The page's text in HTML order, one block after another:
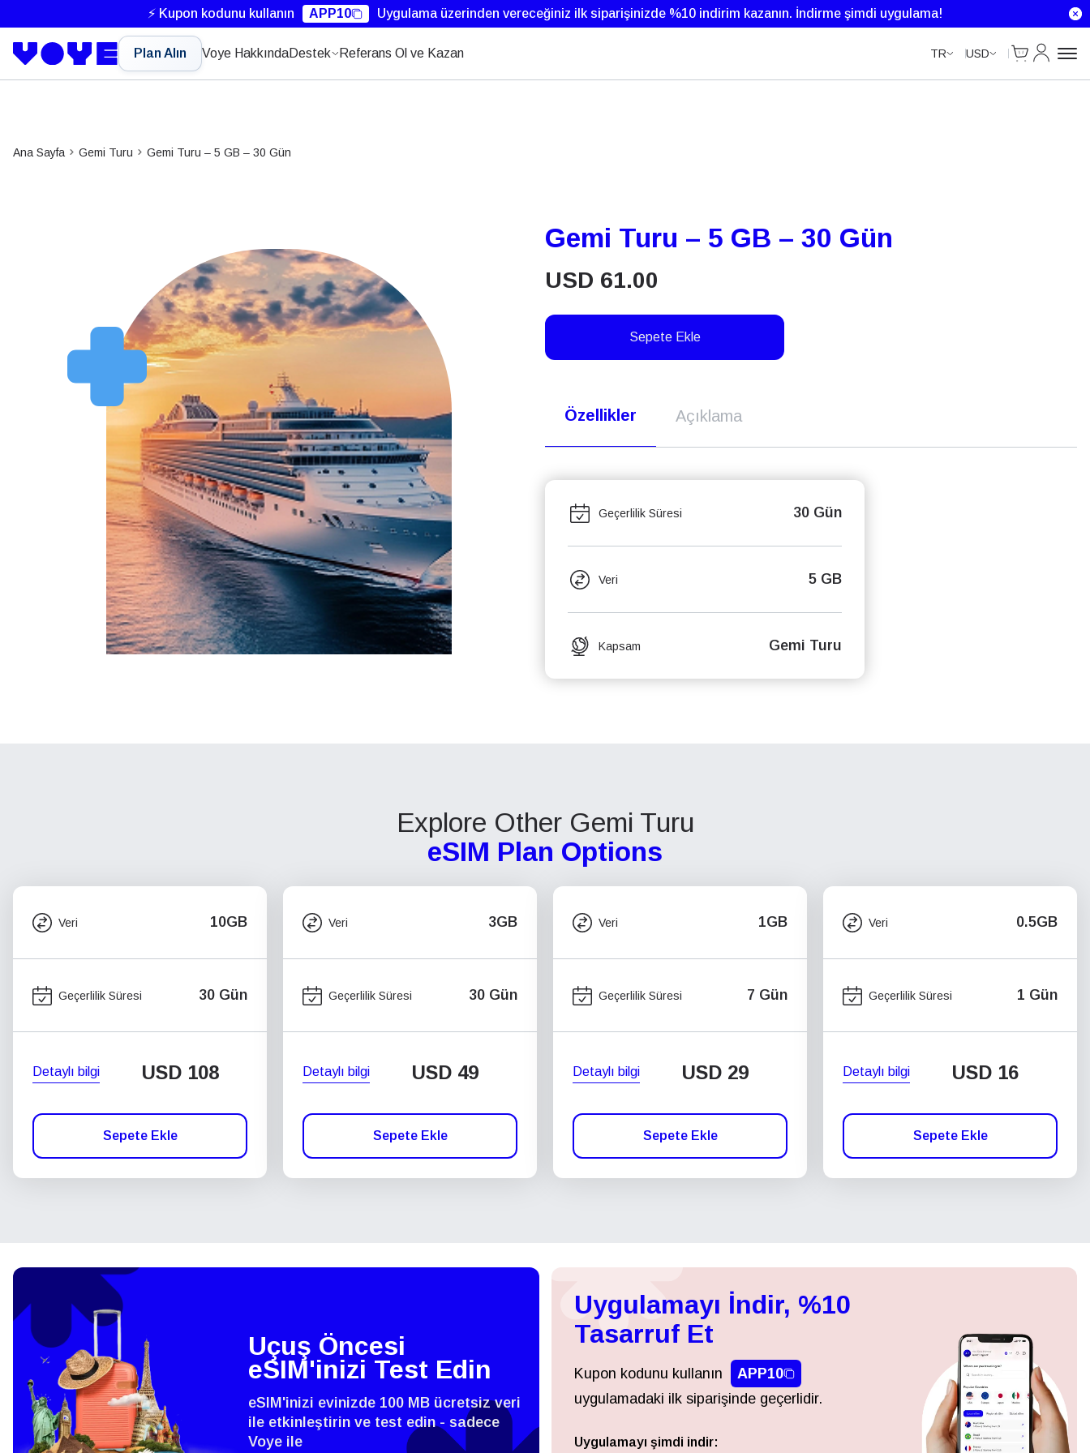
⚡ Kupon kodunu kullanın APP10 Uygulama üzerinden vereceğiniz ilk siparişinizde %10 indirim kazanın. İndirme şimdi uygulama!
Plan Alın Voye HakkındaDestek Referans Ol ve Kazan TR USD
Cart
Hesabım
Ana Sayfa Gemi Turu Gemi Turu – 5 GB – 30 Gün
Gemi Turu – 5 GB – 30 Gün
USD 61.00
Sepete Ekle
Özellikler Açıklama
Geçerlilik Süresi 30 Gün
Veri 5 GB
Kapsam Gemi Turu
Explore Other Gemi Turu
eSIM Plan Options
Veri 10GB
Geçerlilik Süresi 30 Gün
Detaylı bilgi USD 108
Sepete Ekle
Veri 3GB
Geçerlilik Süresi 30 Gün
Detaylı bilgi USD 49
Sepete Ekle
Veri 1GB
Geçerlilik Süresi 7 Gün
Detaylı bilgi USD 29
Sepete Ekle
Veri 0.5GB
Geçerlilik Süresi 1 Gün
Detaylı bilgi USD 16
Sepete Ekle
Uçuş Öncesi
eSIM'inizi Test Edin
eSIM'inizi evinizde 100 MB ücretsiz veri
ile etkinleştirin ve test edin - sadece
Voye ile
Uygulamayı İndir, %10
Tasarruf Et
Kupon kodunu kullanın
APP10
uygulamadaki ilk siparişinde geçerlidir.
Uygulamayı şimdi indir:
Giriş Yap veya Kayıt Ol